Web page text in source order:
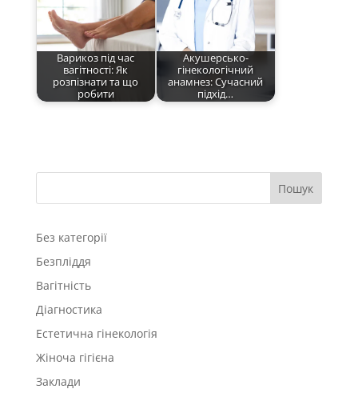
Варикоз під час
вагітності: Як
розпізнати та що
робити
Акушерсько-
гінекологічний
анамнез: Сучасний
підхід…
Пошук
Без категорії
Безпліддя
Вагітність
Діагностика
Естетична гінекологія
Жіноча гігієна
Заклади